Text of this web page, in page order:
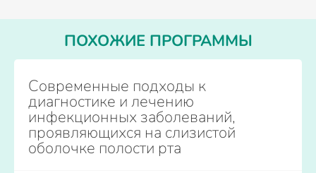
ПОХОЖИЕ ПРОГРАММЫ
Современные подходы к
диагностике и лечению
инфекционных заболеваний,
проявляющихся на слизистой
оболочке полости рта